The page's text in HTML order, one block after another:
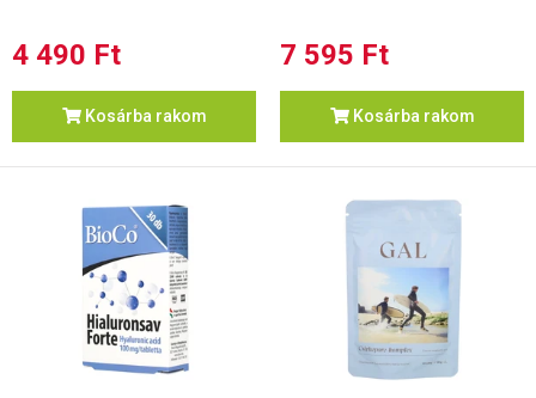
4 490 Ft
Kosárba rakom
7 595 Ft
Kosárba rakom